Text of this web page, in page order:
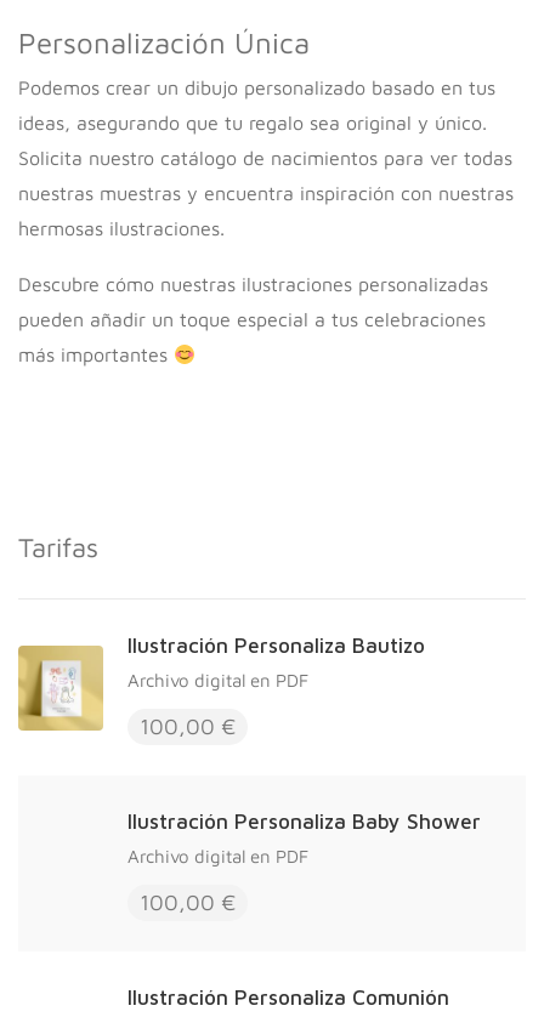
Personalización Única
Podemos crear un dibujo personalizado basado en tus
ideas, asegurando que tu regalo sea original y único.
Solicita nuestro catálogo de nacimientos para ver todas
nuestras muestras y encuentra inspiración con nuestras
hermosas ilustraciones.
Descubre cómo nuestras ilustraciones personalizadas
pueden añadir un toque especial a tus celebraciones
más importantes
Tarifas
Ilustración Personaliza Bautizo
Archivo digital en PDF
100,00 €
Ilustración Personaliza Baby Shower
Archivo digital en PDF
100,00 €
Ilustración Personaliza Comunión